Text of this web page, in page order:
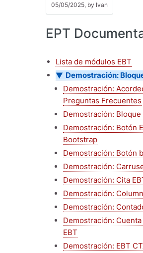
05/05/2025, by Ivan
EPT
Lista de módulos EBT
Demostración:
Demostración:
Preguntas Frecuentes
Demostración: Bloque
Demostración: Botón
Bootstrap
Demostración: Botón
Demostración:
Demostración: Cita
Demostración:
Demostración:
Demostración:
EBT
Demostración: EBT